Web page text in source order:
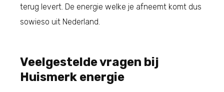
terug levert. De energie welke je afneemt komt dus
sowieso uit Nederland.
Veelgestelde vragen bij
Huismerk energie